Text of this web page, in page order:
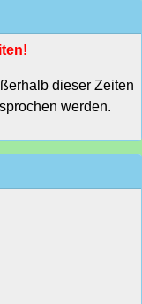
dieser Zeiten
werden.